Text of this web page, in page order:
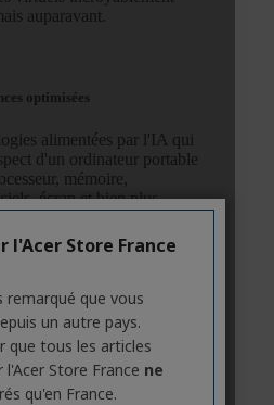
l'Acer Store France
remarqué que vous
un autre pays.
que tous les articles
l'Acer Store France ne
qu'en France.